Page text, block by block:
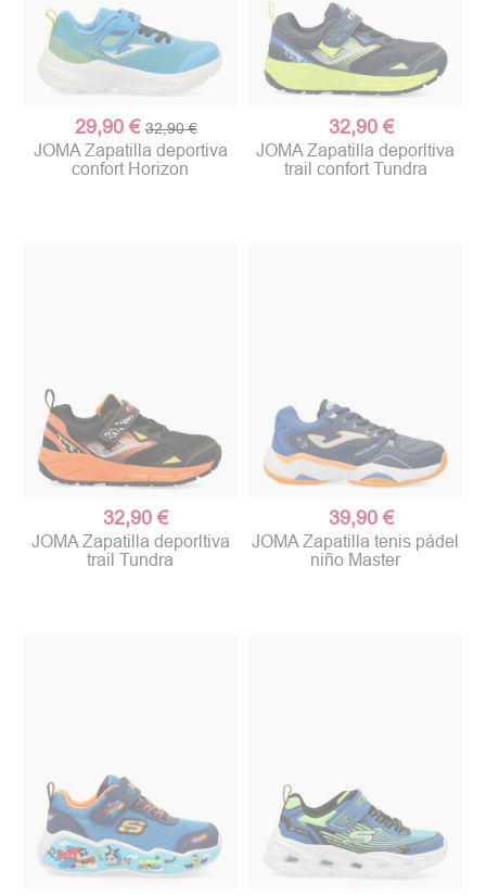
29,90 € 32,90 €
JOMA Zapatilla deportiva
confort Horizon
32,90 €
JOMA Zapatilla deporltiva
trail confort Tundra
32,90 €
JOMA Zapatilla deporltiva
trail Tundra
39,90 €
JOMA Zapatilla tenis pádel
niño Master